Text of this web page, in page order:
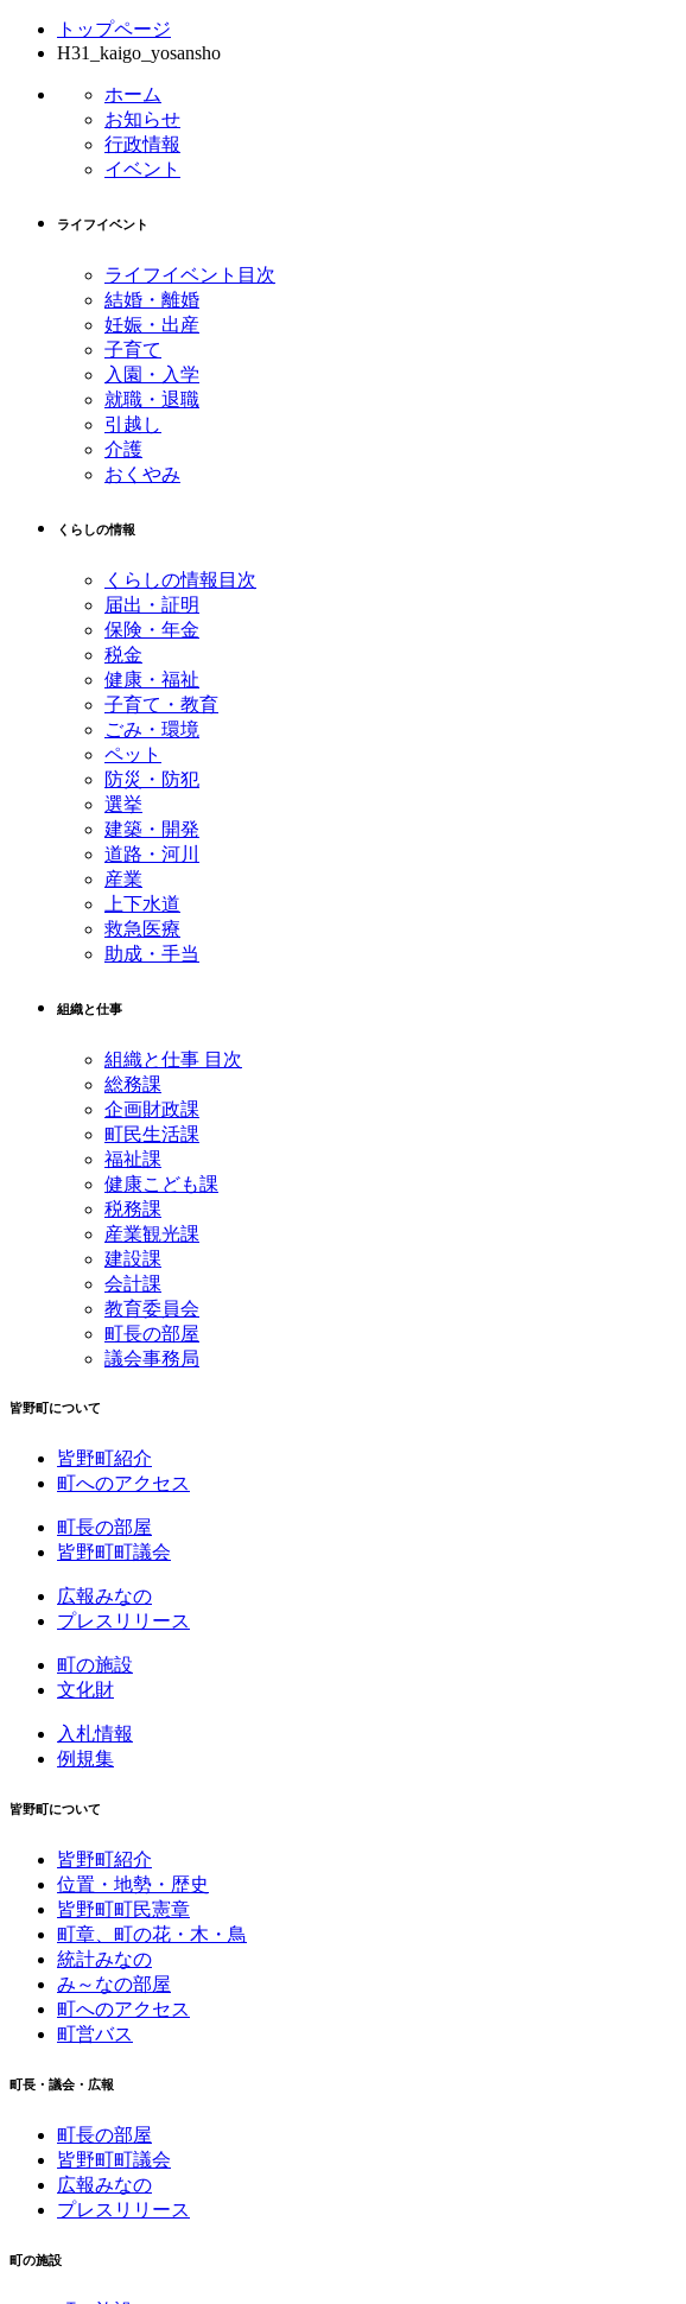
トップページ
H31_kaigo_yosansho
ホーム
お知らせ
行政情報
イベント
ライフイベント
ライフイベント目次
結婚・離婚
妊娠・出産
子育て
入園・入学
就職・退職
引越し
介護
おくやみ
くらしの情報
くらしの情報目次
届出・証明
保険・年金
税金
健康・福祉
子育て・教育
ごみ・環境
ペット
防災・防犯
選挙
建築・開発
道路・河川
産業
上下水道
救急医療
助成・手当
組織と仕事
組織と仕事 目次
総務課
企画財政課
町民生活課
福祉課
健康こども課
税務課
産業観光課
建設課
会計課
教育委員会
町長の部屋
議会事務局
皆野町について
皆野町紹介
町へのアクセス
町長の部屋
皆野町町議会
広報みなの
プレスリリース
町の施設
文化財
入札情報
例規集
皆野町について
皆野町紹介
位置・地勢・歴史
皆野町町民憲章
町章、町の花・木・鳥
統計みなの
み～なの部屋
町へのアクセス
町営バス
町長・議会・広報
町長の部屋
皆野町町議会
広報みなの
プレスリリース
町の施設